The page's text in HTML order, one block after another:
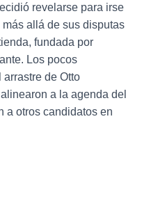
revelarse para irse
allá de sus disputas
fundada por
Los pocos
de Otto
a la agenda del
a otros candidatos en